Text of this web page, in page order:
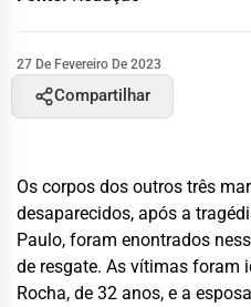
27 De Fevereiro De 2023
Compartilhar
Os corpos dos outros três
desaparecidos, após a
Paulo, foram enontrados
de resgate. As vítimas foram
Rocha, de 32 anos, e a